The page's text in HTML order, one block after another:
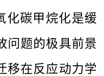
化碳甲烷化是缓
问题的极具前景
移在反应动力学